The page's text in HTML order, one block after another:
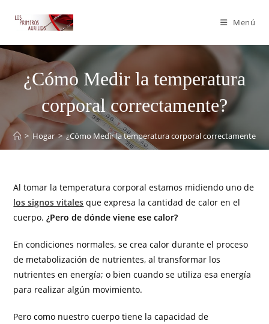
Menú
¿Cómo Medir la temperatura
corporal correctamente?
> Hogar > ¿Cómo Medir la temperatura corporal correctamente?
Al tomar la temperatura corporal estamos midiendo uno de
los signos vitales que expresa la cantidad de calor en el
cuerpo. ¿Pero de dónde viene ese calor?
En condiciones normales, se crea calor durante el proceso
de metabolización de nutrientes, al transformar los
nutrientes en energía; o bien cuando se utiliza esa energía
para realizar algún movimiento.
Pero como nuestro cuerpo tiene la capacidad de